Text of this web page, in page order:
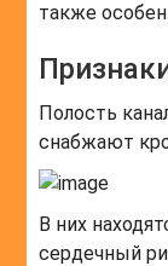
также
Полость
снабжают
В них
сердечный